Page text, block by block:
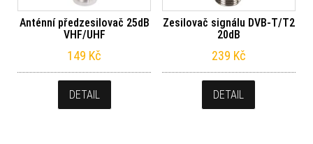
Anténní předzesilovač 25dB
VHF/UHF
149 Kč
DETAIL
Zesilovač signálu DVB-T/T2
20dB
239 Kč
DETAIL